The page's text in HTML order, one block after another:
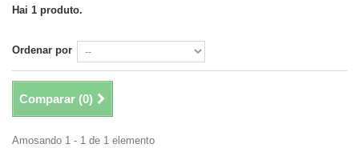
Hai 1 produto.
Ordenar por
Comparar (0)
Amosando 1 - 1 de 1 elemento